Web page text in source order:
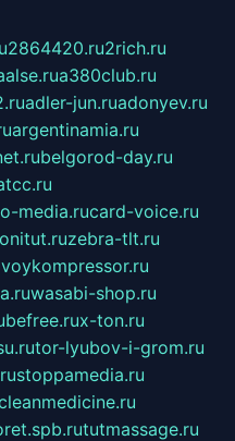
2864420.ru2rich.ru
a380club.ru
adler-jun.ruadonyev.ru
argentinamia.ru
belgorod-day.ru
media.rucard-voice.ru
zebra-tlt.ru
wasabi-shop.ru
x-ton.ru
tor-lyubov-i-grom.ru
stoppamedia.ru
tutmassage.ru